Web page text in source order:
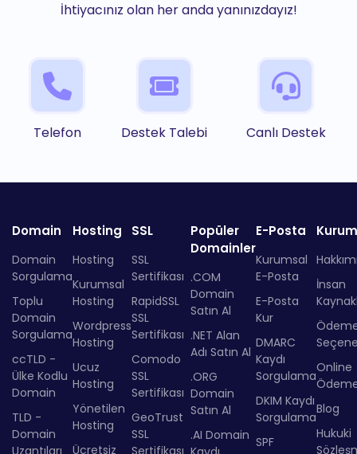
İhtiyacınız olan her anda yanınızdayız!
Telefon Destek Talebi Canlı Destek
Domain
Domain
Sorgulama
Toplu
Domain
Sorgulama
ccTLD -
Ülke Kodlu
Domain
TLD -
Domain
Hosting
Hosting
Kurumsal
Hosting
Wordpress
Hosting
Ucuz
Hosting
Yönetilen
Hosting
Ücretsiz
SSL
SSL
Sertifikası
RapidSSL
SSL
Sertifikası
Comodo
SSL
Sertifikası
GeoTrust
SSL
Popüler
Domainler
.COM
Domain
Satın Al
.NET Alan
Adı Satın Al
.ORG
Domain
Satın Al
.AI Domain
E-Posta
Kurumsal
E-Posta
E-Posta
Kur
DMARC
Kaydı
Sorgulama
DKIM Kaydı
Sorgulama
SPF
İnsan
Online
Blog
Hukuki